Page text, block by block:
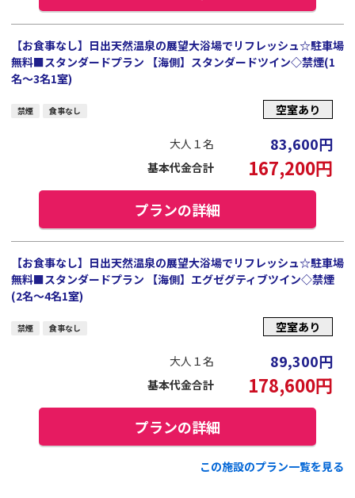
【お食事なし】日出天然温泉の展望大浴場でリフレッシュ☆駐車場
無料■スタンダードプラン 【海側】スタンダードツイン◇禁煙(1
名～3名1室)
禁煙 食事なし 空室あり
大人１名 83,600円
基本代金合計 167,200円
プランの詳細
【お食事なし】日出天然温泉の展望大浴場でリフレッシュ☆駐車場
無料■スタンダードプラン 【海側】エグゼグティブツイン◇禁煙
(2名～4名1室)
禁煙 食事なし 空室あり
大人１名 89,300円
基本代金合計 178,600円
プランの詳細
この施設のプラン一覧を見る